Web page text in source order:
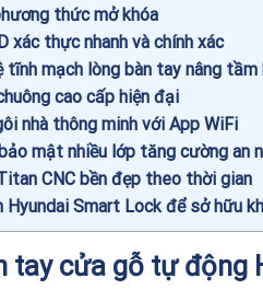
thức mở khóa
xác thực nhanh và chính xác
tĩnh mạch lòng bàn tay nâng
cao cấp hiện đại
nhà thông minh với App WiFi
mật nhiều lớp tăng cường an
CNC bền đẹp theo thời gian
Smart Lock để sở hữu
tay cửa gỗ tự động